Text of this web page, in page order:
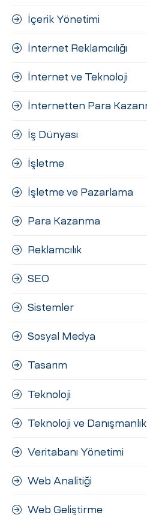
İçerik Yönetimi
İnternet Reklamcılığı
İnternet ve Teknoloji
İnternetten Para
İş Dünyası
İşletme
İşletme ve Pazarlama
Para Kazanma
Reklamcılık
SEO
Sistemler
Sosyal Medya
Tasarım
Teknoloji
Teknoloji ve Danışmanlık
Veritabanı Yönetimi
Web Analitiği
Web Geliştirme